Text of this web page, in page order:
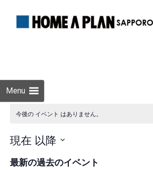
Menu
今後の イベント はありません。
現在 以降
付
最新の過去のイベント